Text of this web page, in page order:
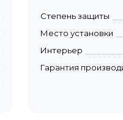
Степень защиты
Место установки
Интерьер
Гарантия